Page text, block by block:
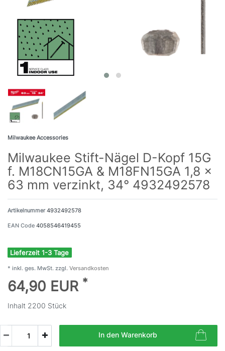
Milwaukee Accessories
Milwaukee Stift-Nägel D-Kopf 15G
f. M18CN15GA & M18FN15GA 1,8 x
63 mm verzinkt, 34° 4932492578
Artikelnummer4932492578
EAN Code 4058546419455
Lieferzeit 1-3 Tage
* inkl. ges. MwSt. zzgl. Versandkosten
64,90 EUR *
Inhalt 2200 Stück
In den Warenkorb